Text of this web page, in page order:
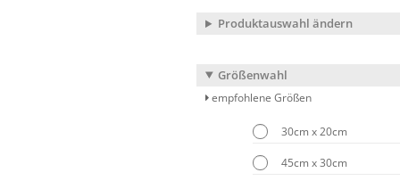
Produktauswahl ändern
Größenwahl
empfohlene Größen
30cm x 20cm
45cm x 30cm